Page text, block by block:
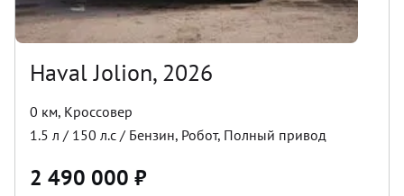
Haval Jolion, 2026
0 км, Кроссовер
1.5 л / 150 л.с / Бензин, Робот, Полный привод
2 490 000 ₽